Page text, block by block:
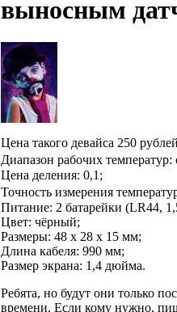
выносным
Цена такого девайса 250
Диапазон рабочих
Цена деления: 0,1;
Точность измерения
Питание: 2 батарейки (LR44,
Цвет: чёрный;
Размеры: 48 х 28 х 15 мм;
Длина кабеля: 990 мм;
Размер экрана: 1,4 дюйма.
Ребята, но будут они только
времени. Если кому нужно,